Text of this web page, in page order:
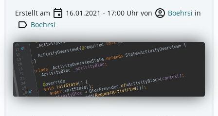
Erstellt am event 16.01.2021 - 17:00 Uhr von account_circle Boehrsi in
label Boehrsi